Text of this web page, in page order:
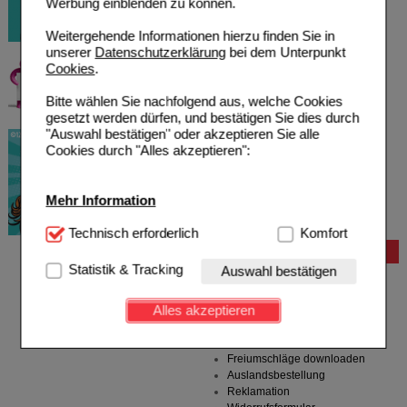
Weitergehende Informationen hierzu finden Sie in
unserer Datenschutzerklärungbei dem Unterpunkt
Cookies.
Bitte wählen Sie nachfolgend aus, welche Cookies
gesetzt werden dürfen, und bestätigen Sie dies durch
"Auswahl bestätigen" oder akzeptieren Sie alle
Cookies durch "Alles akzeptieren":
Mehr Information
Technisch Notwendig:Hierbei handelt es sich um
Website notwendig sind (z.B. Navigation, Warenkorb,
Kundenkonto), weshalb auf diese nicht verzichtet
werden kann.
Einkaufserlebnis noch ansprechender zu gestalten,
beispielsweise für die Wiedererkennung des
Besuchers oder unsere Seite an bevorzugte
Verhaltensweisen (z.B. Spracheinstellung)
Technisch erforderlich Komfort
Statistik & Tracking Auswahl bestätigen
Alles akzeptieren
Hilfe zur Anmeldung
Zahlungsmöglichkeiten
Rezepte einlösen
Freiumschläge downloaden
Auslandsbestellung
Reklamation